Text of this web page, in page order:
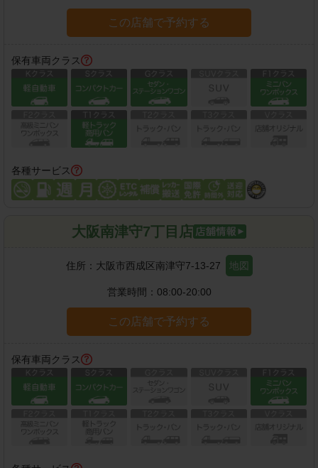
この店舗で予約する
保有車両クラス
各種サービス
大阪南津守7丁目店
住所： 大阪市西成区南津守7-13-27 地図
営業時間： 08:00-20:00
この店舗で予約する
保有車両クラス